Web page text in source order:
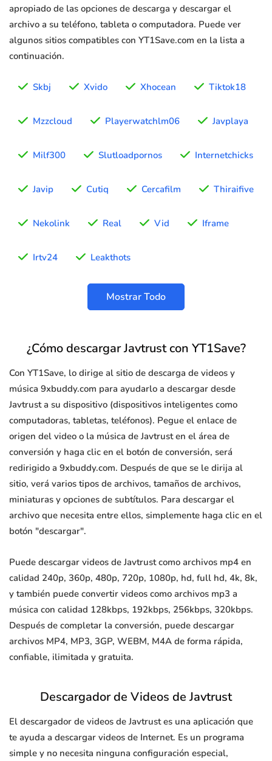
apropiado de las opciones de descarga y descargar el
archivo a su teléfono, tableta o computadora. Puede ver
algunos sitios compatibles con YT1Save.com en la lista a
continuación.
Skbj Xvido Xhocean Tiktok18
Mzzcloud Playerwatchlm06 Javplaya
Milf300 Slutloadpornos Internetchicks
Javip Cutiq Cercafilm Thiraifive
Nekolink Real Vid Iframe
Irtv24 Leakthots
Mostrar Todo
¿Cómo descargar Javtrust con YT1Save?
Con YT1Save, lo dirige al sitio de descarga de videos y
música 9xbuddy.com para ayudarlo a descargar desde
Javtrust a su dispositivo (dispositivos inteligentes como
computadoras, tabletas, teléfonos). Pegue el enlace de
origen del video o la música de Javtrust en el área de
conversión y haga clic en el botón de conversión, será
redirigido a 9xbuddy.com. Después de que se le dirija al
sitio, verá varios tipos de archivos, tamaños de archivos,
miniaturas y opciones de subtítulos. Para descargar el
archivo que necesita entre ellos, simplemente haga clic en el
botón "descargar".
Puede descargar videos de Javtrust como archivos mp4 en
calidad 240p, 360p, 480p, 720p, 1080p, hd, full hd, 4k, 8k,
y también puede convertir videos como archivos mp3 a
música con calidad 128kbps, 192kbps, 256kbps, 320kbps.
Después de completar la conversión, puede descargar
archivos MP4, MP3, 3GP, WEBM, M4A de forma rápida,
confiable, ilimitada y gratuita.
Descargador de Videos de Javtrust
El descargador de videos de Javtrust es una aplicación que
te ayuda a descargar videos de Internet. Es un programa
simple y no necesita ninguna configuración especial,